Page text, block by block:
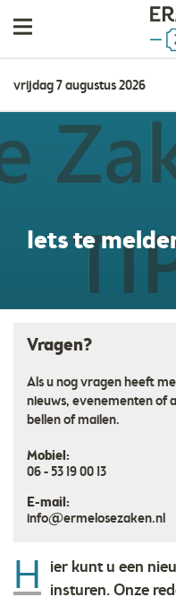
vrijdag 7 augustus 2026
Iets te
Vragen?
Als u nog vragen heeft
nieuws, evenementen of
bellen of mailen.
Mobiel:
06 - 53 19 00 13
E-mail:
info@ermelosezaken.nl
H ier kunt u een
insturen. Onze